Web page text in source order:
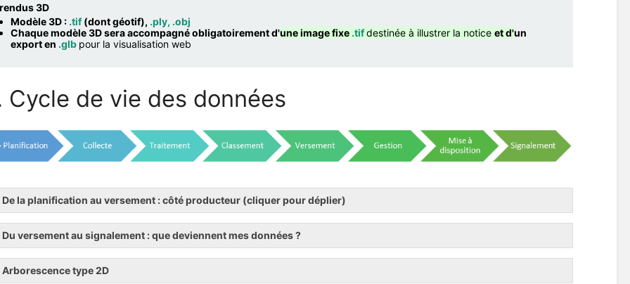
3D
Modèle 3D : .tif(dont géotif), .ply, .obj
Chaque modèle 3D sera accompagné obligatoirement d'une image fixe .tifdestinée à illustrer la noticeet d'un
export en .glb pour la visualisation web
Cycle de vie des données
De la planification au versement : côté producteur (cliquer pour déplier)
Du versement au signalement : que deviennent mes données ?
Arborescence type 2D